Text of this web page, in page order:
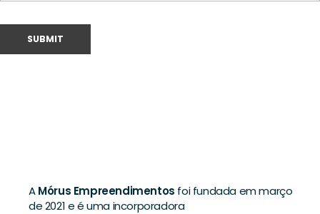
AMórus Empreendimentos foi fundada em março
de 2021 e é uma incorporadora